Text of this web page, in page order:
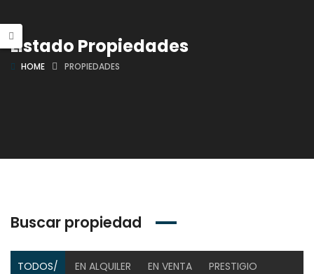
Listado Propiedades
HOME PROPIEDADES
Buscar propiedad
TODOS/ EN ALQUILER EN VENTA PRESTIGIO